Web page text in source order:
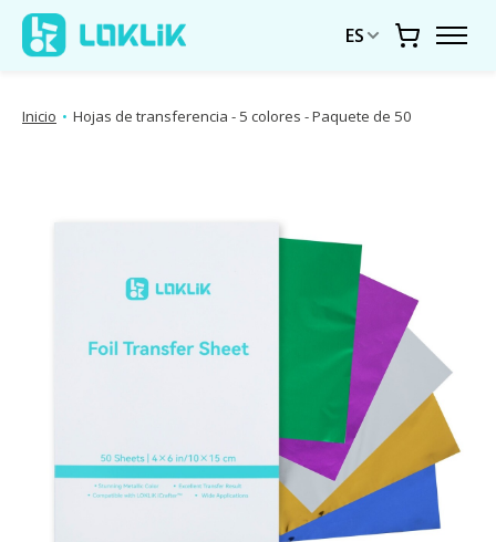
ES Carrito
Inicio • Hojas de transferencia - 5 colores - Paquete de 50